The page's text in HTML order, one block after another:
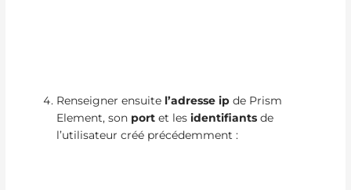
Renseigner ensuite l’adresse ip de Prism
Element, son port et lesidentifiants de
l’utilisateur créé précédemment :